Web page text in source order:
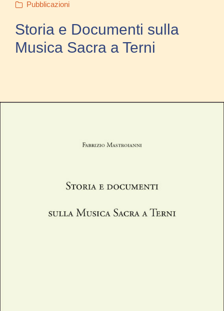
Pubblicazioni
Storia e Documenti sulla
Musica Sacra a Terni